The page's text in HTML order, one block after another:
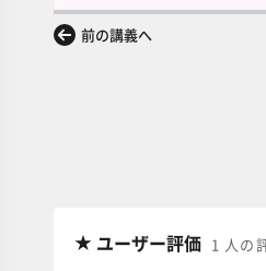
前の講義へ
ユーザー評価 1 人の